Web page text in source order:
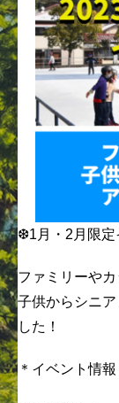
❆1月・2月限
ファミリーやカ
子供からシニ
した！
＊イベント情報